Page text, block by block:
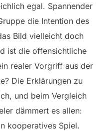
egal. Spannender
die Intention des
Bild vielleicht doch
ist die offensichtliche
realer Vorgriff aus der
Die Erklärungen zu
und beim Vergleich
dämmert es allen:
kooperatives Spiel.